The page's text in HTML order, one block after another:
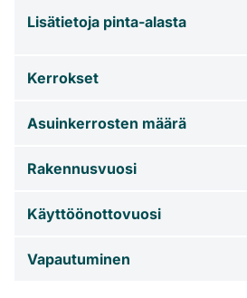
Lisätietoja pinta-alasta
Kerrokset
Asuinkerrosten määrä
Rakennusvuosi
Käyttöönottovuosi
Vapautuminen